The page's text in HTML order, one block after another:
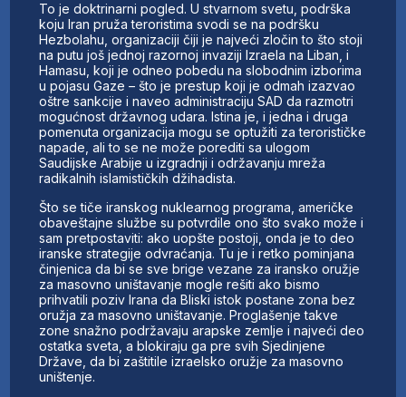
To je doktrinarni pogled. U stvarnom svetu, podrška
koju Iran pruža teroristima svodi se na podršku
Hezbolahu, organizaciji čiji je najveći zločin to što stoji
na putu još jednoj razornoj invaziji Izraela na Liban, i
Hamasu, koji je odneo pobedu na slobodnim izborima
u pojasu Gaze – što je prestup koji je odmah izazvao
oštre sankcije i naveo administraciju SAD da razmotri
mogućnost državnog udara. Istina je, i jedna i druga
pomenuta organizacija mogu se optužiti za terorističke
napade, ali to se ne može porediti sa ulogom
Saudijske Arabije u izgradnji i održavanju mreža
radikalnih islamističkih džihadista.
Što se tiče iranskog nuklearnog programa, američke
obaveštajne službe su potvrdile ono što svako može i
sam pretpostaviti: ako uopšte postoji, onda je to deo
iranske strategije odvraćanja. Tu je i retko pominjana
činjenica da bi se sve brige vezane za iransko oružje
za masovno uništavanje mogle rešiti ako bismo
prihvatili poziv Irana da Bliski istok postane zona bez
oružja za masovno uništavanje. Proglašenje takve
zone snažno podržavaju arapske zemlje i najveći deo
ostatka sveta, a blokiraju ga pre svih Sjedinjene
Države, da bi zaštitile izraelsko oružje za masovno
uništenje.